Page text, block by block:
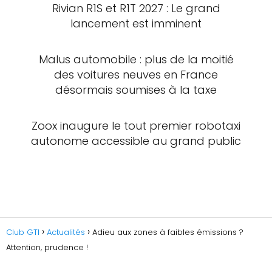
Rivian R1S et R1T 2027 : Le grand
lancement est imminent
Malus automobile : plus de la moitié
des voitures neuves en France
désormais soumises à la taxe
Zoox inaugure le tout premier robotaxi
autonome accessible au grand public
Club GTI Actualités
Adieu aux zones à faibles émissions ?
Attention, prudence !